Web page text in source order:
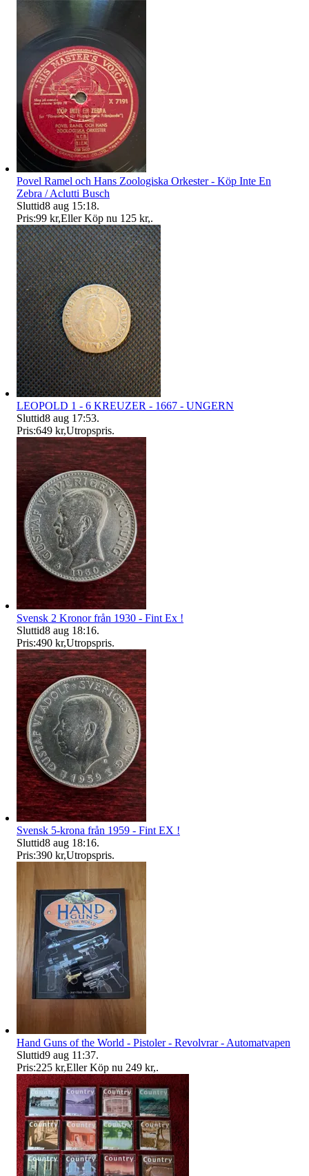
Povel Ramel och Hans Zoologiska Orkester - Köp Inte En
Zebra / Aclutti Busch
Sluttid8 aug 15:18.
Pris:99 kr,Eller Köp nu 125 kr,.
LEOPOLD 1 - 6 KREUZER - 1667 - UNGERN
Sluttid8 aug 17:53.
Pris:649 kr,Utropspris.
Svensk 2 Kronor från 1930 - Fint Ex !
Sluttid8 aug 18:16.
Pris:490 kr,Utropspris.
Svensk 5-krona från 1959 - Fint EX !
Sluttid8 aug 18:16.
Pris:390 kr,Utropspris.
Hand Guns of the World - Pistoler - Revolvrar - Automatvapen
Sluttid9 aug 11:37.
Pris:225 kr,Eller Köp nu 249 kr,.